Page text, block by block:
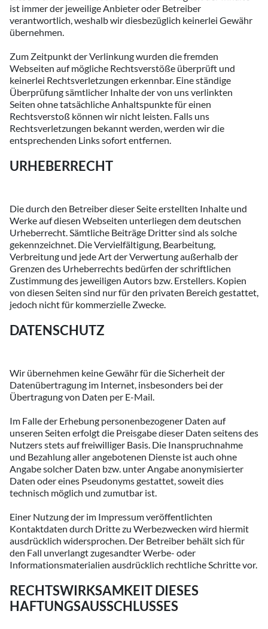
ist immer der jeweilige Anbieter oder Betreiber
verantwortlich, weshalb wir diesbezüglich keinerlei Gewähr
übernehmen.
Zum Zeitpunkt der Verlinkung wurden die fremden
Webseiten auf mögliche Rechtsverstöße überprüft und
keinerlei Rechtsverletzungen erkennbar. Eine ständige
Überprüfung sämtlicher Inhalte der von uns verlinkten
Seiten ohne tatsächliche Anhaltspunkte für einen
Rechtsverstoß können wir nicht leisten. Falls uns
Rechtsverletzungen bekannt werden, werden wir die
entsprechenden Links sofort entfernen.
URHEBERRECHT
Die durch den Betreiber dieser Seite erstellten Inhalte und
Werke auf diesen Webseiten unterliegen dem deutschen
Urheberrecht. Sämtliche Beiträge Dritter sind als solche
gekennzeichnet. Die Vervielfältigung, Bearbeitung,
Verbreitung und jede Art der Verwertung außerhalb der
Grenzen des Urheberrechts bedürfen der schriftlichen
Zustimmung des jeweiligen Autors bzw. Erstellers. Kopien
von diesen Seiten sind nur für den privaten Bereich gestattet,
jedoch nicht für kommerzielle Zwecke.
DATENSCHUTZ
Wir übernehmen keine Gewähr für die Sicherheit der
Datenübertragung im Internet, insbesonders bei der
Übertragung von Daten per E-Mail.
Im Falle der Erhebung personenbezogener Daten auf
unseren Seiten erfolgt die Preisgabe dieser Daten seitens des
Nutzers stets auf freiwilliger Basis. Die Inanspruchnahme
und Bezahlung aller angebotenen Dienste ist auch ohne
Angabe solcher Daten bzw. unter Angabe anonymisierter
Daten oder eines Pseudonyms gestattet, soweit dies
technisch möglich und zumutbar ist.
Einer Nutzung der im Impressum veröffentlichten
Kontaktdaten durch Dritte zu Werbezwecken wird hiermit
ausdrücklich widersprochen. Der Betreiber behält sich für
den Fall unverlangt zugesandter Werbe- oder
Informationsmaterialien ausdrücklich rechtliche Schritte vor.
RECHTSWIRKSAMKEIT DIESES
HAFTUNGSAUSSCHLUSSES